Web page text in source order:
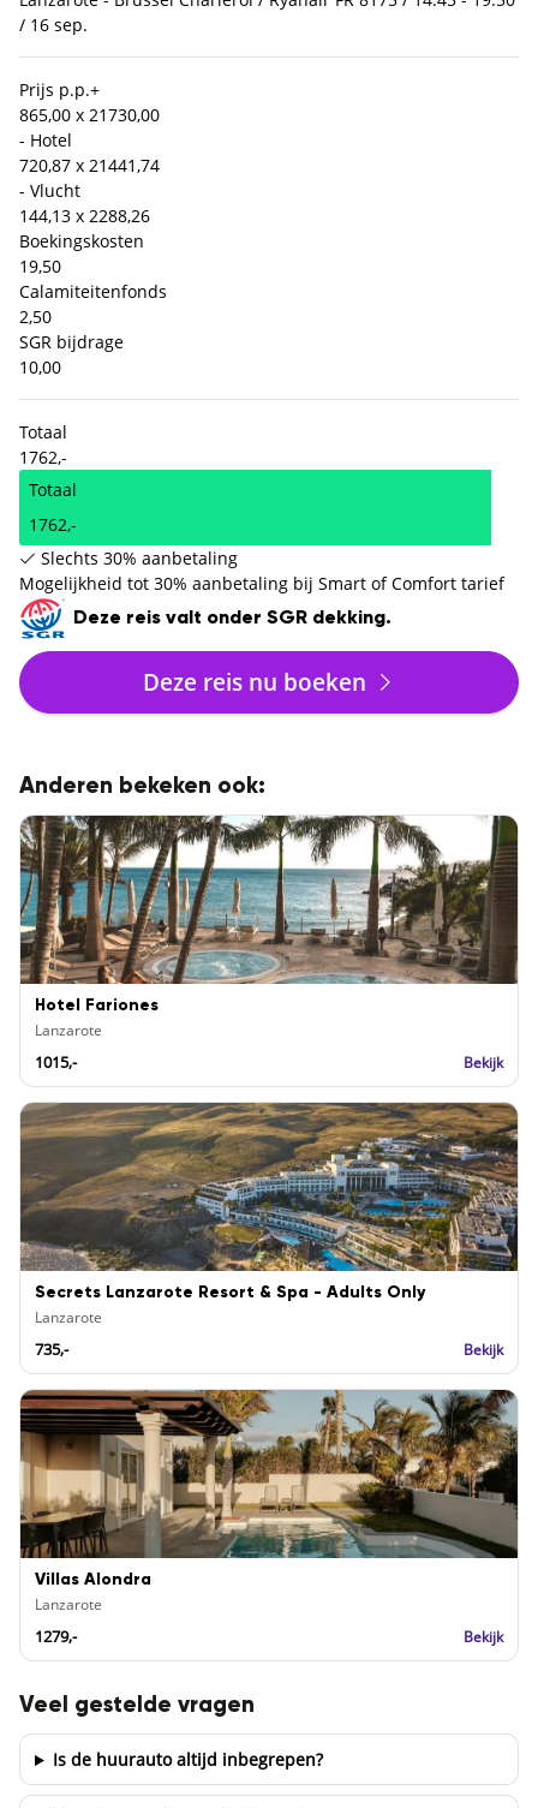
/ 16 sep.
Prijs p.p.+
865,00 x 21730,00
- Hotel
720,87 x 21441,74
- Vlucht
144,13 x 2288,26
Boekingskosten
19,50
Calamiteitenfonds
2,50
SGR bijdrage
10,00
Totaal
1762,-
Totaal
1762,-
Slechts 30% aanbetaling
Mogelijkheid tot 30% aanbetaling bij Smart of Comfort tarief
Deze reis valt onder SGR dekking.
Deze reis nu boeken
Anderen bekeken ook:
Hotel Fariones
Lanzarote
1015,- Bekijk
Secrets Lanzarote Resort & Spa - Adults Only
Lanzarote
735,- Bekijk
Villas Alondra
Lanzarote
1279,- Bekijk
Veel gestelde vragen
Is de huurauto altijd inbegrepen?